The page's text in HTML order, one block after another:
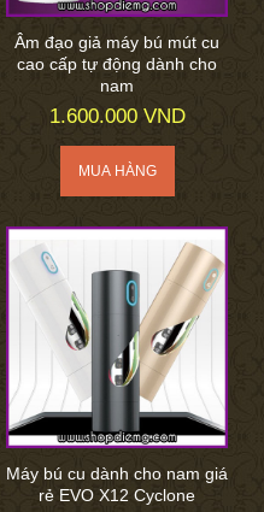
Âm đạo giả máy bú mút cu
cao cấp tự động dành cho
nam
1.600.000 VND
Máy bú cu dành cho nam giá
rẻ EVO X12 Cyclone